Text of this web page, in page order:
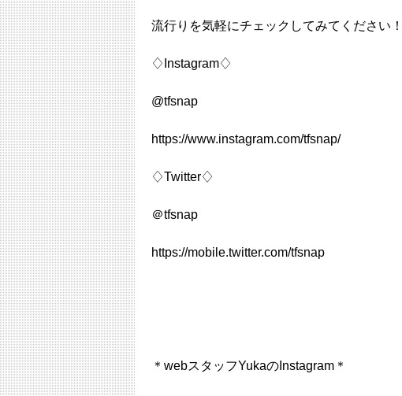
流行りを気軽にチェックしてみてください！
♢Instagram♢
@tfsnap
https://www.instagram.com/tfsnap/
♢Twitter♢
＠tfsnap
https://mobile.twitter.com/tfsnap
＊webスタッフYukaのInstagram＊